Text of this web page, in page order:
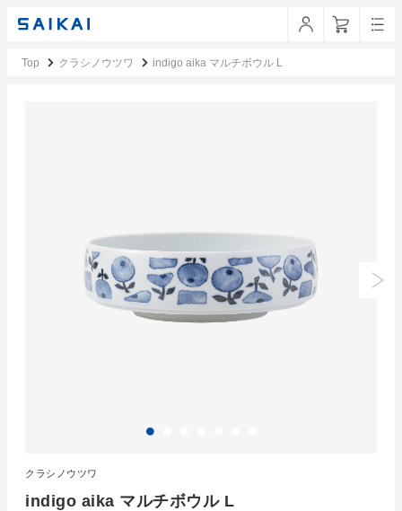
Top クラシノウツワ indigo aika マルチボウル L
indigo aika マルチボウル L
クラシノウツワ